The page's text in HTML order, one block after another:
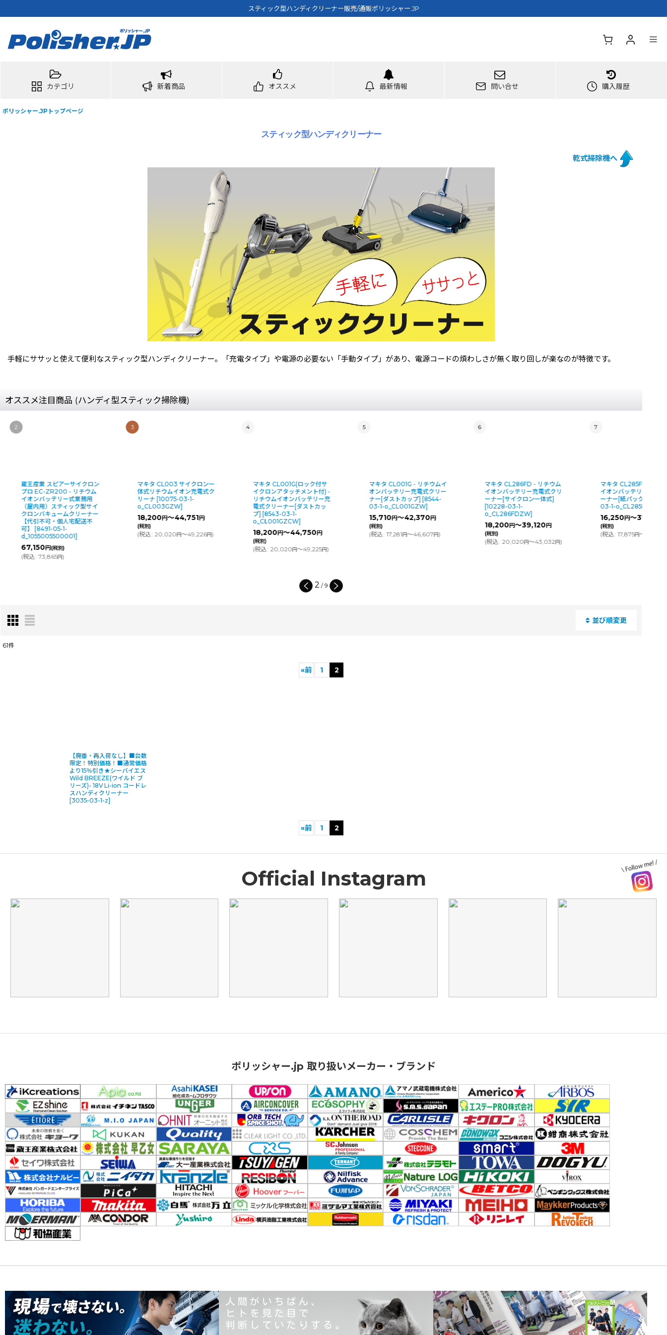
スティック型ハンディクリーナー販売/通販ポリッシャー.JP
カテゴリ 新着商品 オススメ 最新情報 問い合せ 購入履歴
ポリッシャー.JPトップページ
スティック型ハンディクリーナー
乾式掃除機へ
手軽にササッと使えて便利なスティック型ハンディクリーナー。「充電タイプ」や電源の必要ない「手動タイプ」があり、電源コードの煩わしさが無く取り回しが楽なのが特徴です。
オススメ注目商品 (ハンディ型スティック掃除機)
2
蔵王産業 スピアーサイクロン
プロ EC-ZR200 - リチウム
イオンバッテリー式業務用
（屋内用）スティック型サイ
クロンバキュームクリーナー
【代引不可・個人宅配送不
可】
[8491-05-1-
d_1055005500001]
67,150円(税別)
(税込: 73,865円)
3
マキタ CL003 サイクロン一
体式リチウムイオン充電式ク
リーナ [10075-03-1-
o_CL003GZW]
18,200円～44,751円
(税別)
(税込: 20,020円～49,226円)
4
マキタ CL001G(ロック付サ
イクロンアタッチメント付) -
リチウムイオンバッテリー充
電式クリーナー[ダストカッ
プ] [8543-03-1-
o_CL001GZCW]
18,200円～44,750円
(税別)
(税込: 20,020円～49,225円)
5
マキタ CL001G - リチウムイ
オンバッテリー充電式クリー
ナー[ダストカップ] [8544-
03-1-o_CL001GZW]
15,710円～42,370円
(税別)
(税込: 17,281円～46,607円)
6
マキタ CL286FD - リチウム
イオンバッテリー充電式クリ
ーナー[サイクロン一体式]
[10228-03-1-
o_CL286FDZW]
18,200円～39,120円
(税別)
(税込: 20,020円～43,032円)
7
マキタ CL285FD - リチ
イオンバッテリー充電
ーナー[紙パック式]
03-1-o_CL285FDZW
16,250円～37,275
(税別)
(税込: 17,875円～41,003
2 / 9
並び順変更
61件
«前 1 2
【廃番・再入荷なし】■台数
限定！特別価格！■通常価格
より15％引き★シーバイエス
Wild BREEZE(ワイルド ブ
リーズ)- 18V Li-ion コードレ
スハンディクリーナー
[3035-03-1-z]
«前 1 2
Official Instagram
ポリッシャー.jp 取り扱いメーカー・ブランド